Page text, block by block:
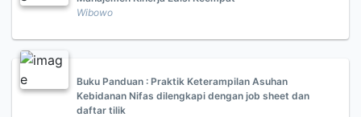
Wibowo
Buku Panduan : Praktik Keterampilan Asuhan
Kebidanan Nifas dilengkapi dengan job sheet dan
daftar tilik